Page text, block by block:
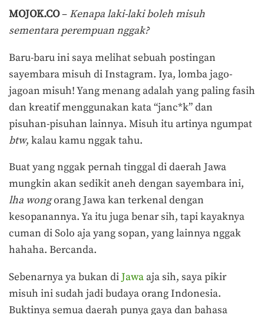
MOJOK.CO– Kenapa laki-laki boleh misuh
sementara perempuan nggak?
Baru-baru ini saya melihat sebuah postingan
sayembara misuh di Instagram. Iya, lomba jago-
jagoan misuh! Yang menang adalah yang paling fasih
dan kreatif menggunakan kata “janc*k” dan
pisuhan-pisuhan lainnya. Misuh itu artinya ngumpat
btw, kalau kamu nggak tahu.
Buat yang nggak pernah tinggal di daerah Jawa
mungkin akan sedikit aneh dengan sayembara ini,
lha wongorang Jawa kan terkenal dengan
kesopanannya. Ya itu juga benar sih, tapi kayaknya
cuman di Solo aja yang sopan, yang lainnya nggak
hahaha. Bercanda.
Sebenarnya ya bukan diJawaaja sih, saya pikir
misuh ini sudah jadi budaya orang Indonesia.
Buktinya semua daerah punya gaya dan bahasa